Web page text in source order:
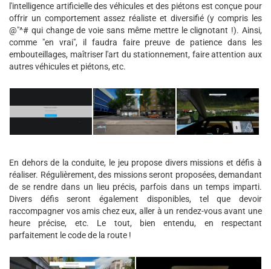
l'intelligence artificielle des véhicules et des piétons est conçue pour
offrir un comportement assez réaliste et diversifié (y compris les
@"^# qui change de voie sans même mettre le clignotant !). Ainsi,
comme "en vrai", il faudra faire preuve de patience dans les
embouteillages, maîtriser l'art du stationnement, faire attention aux
autres véhicules et piétons, etc.
En dehors de la conduite, le jeu propose divers missions et défis à
réaliser. Régulièrement, des missions seront proposées, demandant
de se rendre dans un lieu précis, parfois dans un temps imparti.
Divers défis seront également disponibles, tel que devoir
raccompagner vos amis chez eux, aller à un rendez-vous avant une
heure précise, etc. Le tout, bien entendu, en respectant
parfaitement le code de la route !